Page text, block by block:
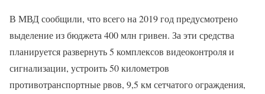
В МВД сообщили, что всего на 2019 год предусмотрено
выделение из бюджета 400 млн гривен. За эти средства
планируется развернуть 5 комплексов видеоконтроля и
сигнализации, устроить 50 километров
противотранспортные рвов, 9,5 км сетчатого ограждения,